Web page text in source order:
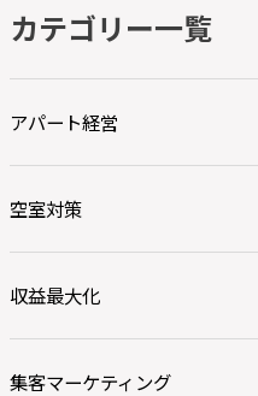
カテゴリー一覧
アパート経営
空室対策
収益最大化
集客マーケティング